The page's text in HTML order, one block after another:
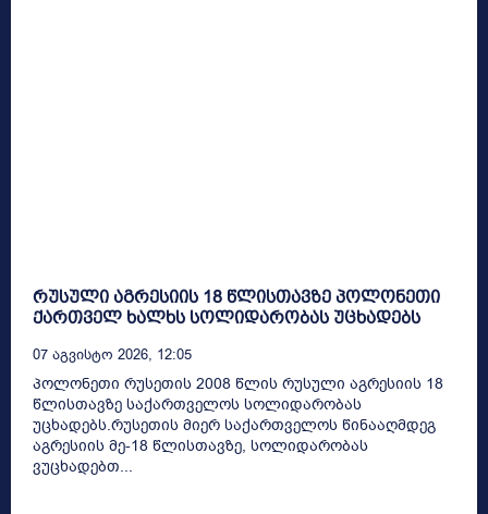
რუსული აგრესიის 18 წლისთავზე პოლონეთი
ქართველ ხალხს სოლიდარობას უცხადებს
07 Აგვისტო 2026, 12:05
პოლონეთი რუსეთის 2008 წლის რუსული აგრესიის 18
წლისთავზე საქართველოს სოლიდარობას
უცხადებს.რუსეთის მიერ საქართველოს წინააღმდეგ
აგრესიის მე-18 წლისთავზე, სოლიდარობას
ვუცხადებთ...